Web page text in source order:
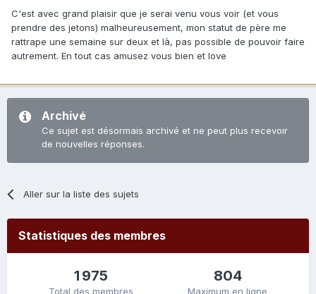
C'est avec grand plaisir que je serai venu vous voir (et vous
prendre des jetons) malheureusement, mon statut de père me
rattrape une semaine sur deux et là, pas possible de pouvoir faire
autrement. En tout cas amusez vous bien et love
Archivé
Ce sujet est désormais archivé et ne peut plus recevoir
de nouvelles réponses.
Aller sur la liste des sujets
Statistiques des membres
1 975
Total des membres
804
Maximum en ligne